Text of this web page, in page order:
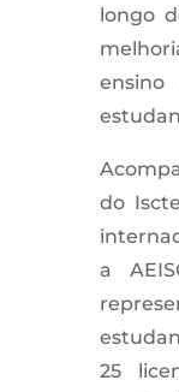
longo
ensino
do
a
25